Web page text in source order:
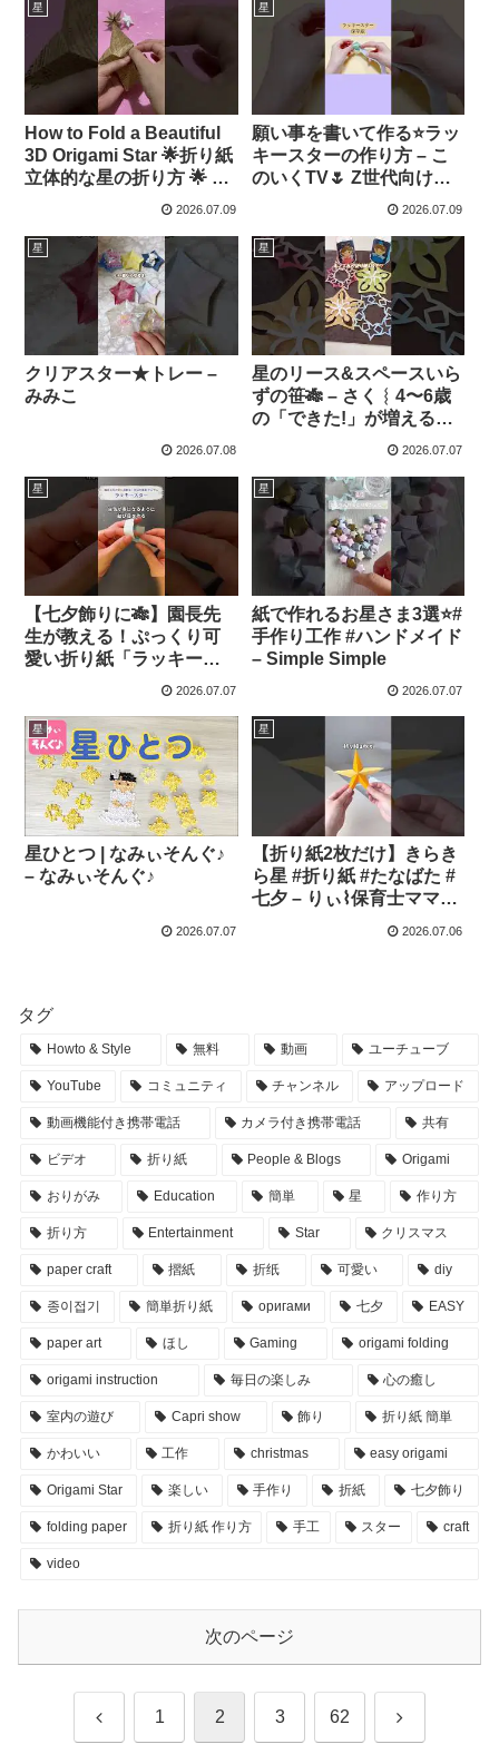
星
How to Fold a Beautiful
3D Origami Star 🌟折り紙
立体的な星の折り方 🌟 簡
単で可愛い #easyorigami
#origami – ORIGAMI
CHANG
2026.07.09
星
願い事を書いて作る⭐️ラッ
キースターの作り方 – こ
のいくTV🌷 Z世代向け可
2026.07.09
星
クリアスター★トレー –
みみこ
2026.07.08
星
星のリース&スペースいら
ずの笹🎋 – さく︴4〜6歳
の「できた!」が増える知
2026.07.07
星
【七夕飾りに🎋】園長先
生が教える！ぷっくり可
愛い折り紙「ラッキース
ター」の作り方🌟親子で
池田の園長♡ナムちゃん
ねる
2026.07.07
星
紙で作れるお星さま3選⭐️#
手作り工作 #ハンドメイド
– Simple Simple
2026.07.07
星
星ひとつ | なみぃそんぐ♪
– なみぃそんぐ♪
2026.07.07
星
【折り紙2枚だけ】きらき
ら星 #折り紙 #たなばた #
七夕 – りぃ⌇保育士ママの
2026.07.06
タグ
Howto & Style 無料 動画 ユーチューブ
YouTube コミュニティ チャンネル アップロード
動画機能付き携帯電話 カメラ付き携帯電話 共有
ビデオ 折り紙 People & Blogs Origami
おりがみ Education 簡単 星 作り方
折り方 Entertainment Star クリスマス
paper craft 摺紙 折纸 可愛い diy
종이접기 簡単折り紙 оригами 七夕 EASY
paper art ほし Gaming origami folding
origami instruction 毎日の楽しみ 心の癒し
室内の遊び Capri show 飾り 折り紙 簡単
かわいい 工作 christmas easy origami
Origami Star 楽しい 手作り 折紙 七夕飾り
folding paper 折り紙 作り方 手工 スター craft
video
次のページ
前 1 2 3 62 次